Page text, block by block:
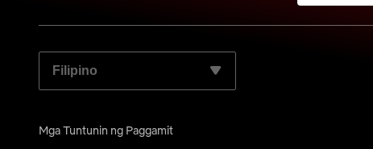
PILIIN ANG GUSTO MONG WIKA:
Mga Tuntunin ng Paggamit